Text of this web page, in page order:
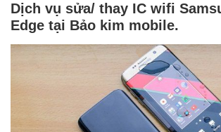
Dịch vụ sửa/ thay IC wifi
Edge tại Bảo kim mobile.